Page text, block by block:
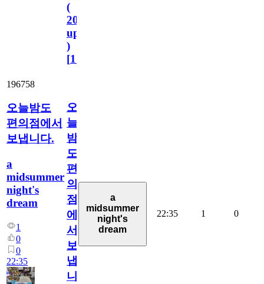
(
2023.11.1
update
)
[110
196758
오늘밤도
편의점에서
보냅니다.
a
midsummer
night's
dream
1
0
0
22:35
오
늘
밤
도
편
의
점
에
서
보
냅
니
a
midsummer
night's
dream
22:35 1 0